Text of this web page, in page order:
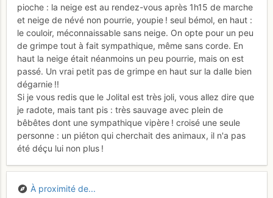
pioche : la neige est au rendez-vous après 1h15 de marche
et neige de névé non pourrie, youpie ! seul bémol, en haut :
le couloir, méconnaissable sans neige. On opte pour un peu
de grimpe tout à fait sympathique, même sans corde. En
haut la neige était néanmoins un peu pourrie, mais on est
passé. Un vrai petit pas de grimpe en haut sur la dalle bien
dégarnie !!
Si je vous redis que le Jolital est très joli, vous allez dire que
je radote, mais tant pis : très sauvage avec plein de
bêbêtes dont une sympathique vipère ! croisé une seule
personne : un piéton qui cherchait des animaux, il n'a pas
été déçu lui non plus !
À proximité de...